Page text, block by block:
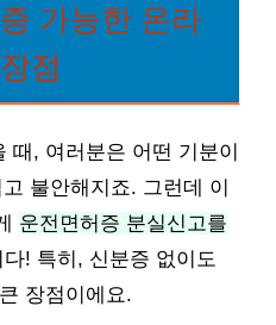
가능한 온라
점
때, 여러분은 어떤 기분이
불안해지죠. 그런데 이
운전면허증 분실신고를
다! 특히, 신분증 없이도
장점이에요.